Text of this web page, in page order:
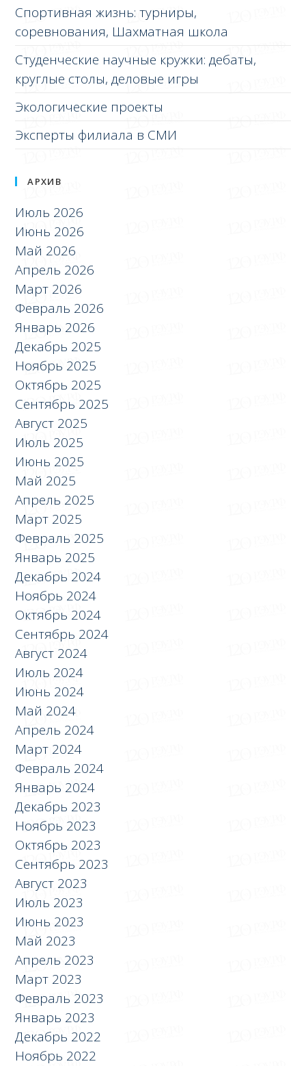
Спортивная жизнь: турниры,
соревнования, Шахматная школа
Студенческие научные кружки: дебаты,
круглые столы, деловые игры
Экологические проекты
Эксперты филиала в СМИ
АРХИВ
Июль 2026
Июнь 2026
Май 2026
Апрель 2026
Март 2026
Февраль 2026
Январь 2026
Декабрь 2025
Ноябрь 2025
Октябрь 2025
Сентябрь 2025
Август 2025
Июль 2025
Июнь 2025
Май 2025
Апрель 2025
Март 2025
Февраль 2025
Январь 2025
Декабрь 2024
Ноябрь 2024
Октябрь 2024
Сентябрь 2024
Август 2024
Июль 2024
Июнь 2024
Май 2024
Апрель 2024
Март 2024
Февраль 2024
Январь 2024
Декабрь 2023
Ноябрь 2023
Октябрь 2023
Сентябрь 2023
Август 2023
Июль 2023
Июнь 2023
Май 2023
Апрель 2023
Март 2023
Февраль 2023
Январь 2023
Декабрь 2022
Ноябрь 2022